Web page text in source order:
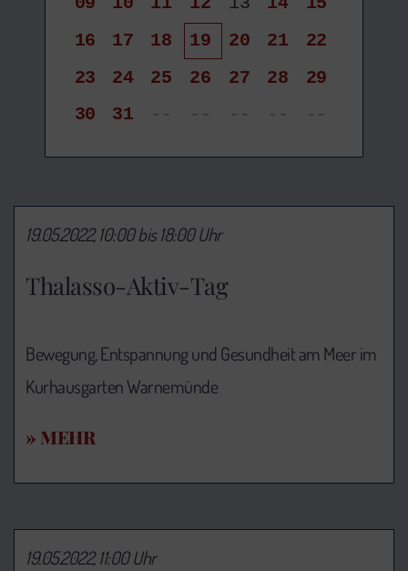
16
17 18 19 20 21
22
23
24 25 26 27 28
29
30
31 -- -- -- -- --
Thalasso-Aktiv-Tag
19.05.2022, 10:00 bis 18:00 Uhr
Bewegung, Entspannung und Gesundheit am Meer im
Kurhausgarten Warnemünde
» MEHR
19.05.2022, 11:00 Uhr